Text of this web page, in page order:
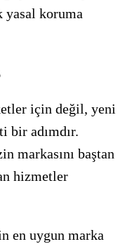
yasal koruma
için değil, yeni
bir adımdır.
markasını baştan
hizmetler
en uygun marka